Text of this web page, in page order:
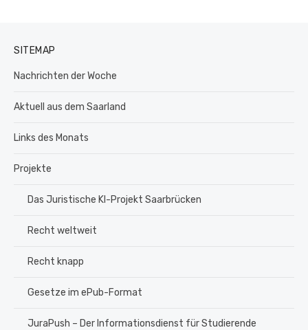
SITEMAP
Nachrichten der Woche
Aktuell aus dem Saarland
Links des Monats
Projekte
Das Juristische KI-Projekt Saarbrücken
Recht weltweit
Recht knapp
Gesetze im ePub-Format
JuraPush – Der Informationsdienst für Studierende